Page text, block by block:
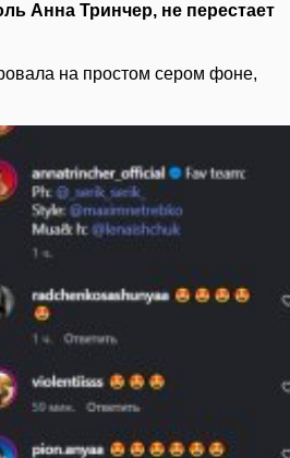
Анна Тринчер, не перестает
на простом сером фоне,